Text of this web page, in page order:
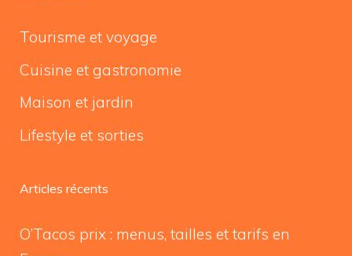
Tourisme et voyage
Cuisine et gastronomie
Maison et jardin
Lifestyle et sorties
Articles récents
O’Tacos prix : menus, tailles et tarifs en